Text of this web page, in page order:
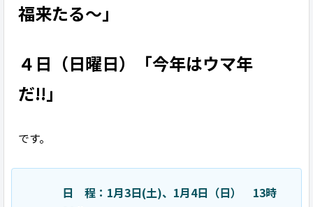
福来たる～」
４日（日曜日）「今年はウマ年
だ!!」
です。
日 程：1月3日(土)、1月4日（日） 13時